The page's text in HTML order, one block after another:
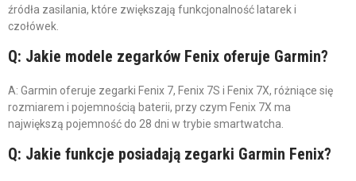
źródła zasilania, które zwiększają funkcjonalność latarek i
czołówek.
Q: Jakie modele zegarków Fenix oferuje Garmin?
A: Garmin oferuje zegarki Fenix 7, Fenix 7S i Fenix 7X, różniące się
rozmiarem i pojemnością baterii, przy czym Fenix 7X ma
największą pojemność do 28 dni w trybie smartwatcha.
Q: Jakie funkcje posiadają zegarki Garmin Fenix?